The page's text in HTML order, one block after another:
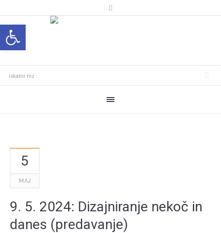
5
MAJ
9. 5. 2024: Dizajniranje nekoč in
danes (predavanje)
Open toolbar